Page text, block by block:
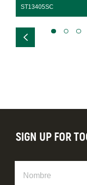
ST13405SC
SIGN UP FOR